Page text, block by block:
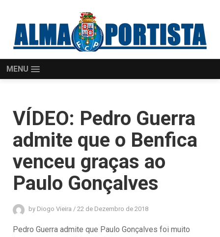
MENU
VÍDEO: Pedro Guerra
admite que o Benfica
venceu graças ao
Paulo Gonçalves
by Diogo Vieira / 22 de Dezembro de 2018
Pedro Guerra admite que Paulo Gonçalves foi muito